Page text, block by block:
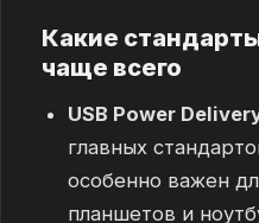
Какие
чаще всего
USB Power
главных
особенно важен
планшетов и